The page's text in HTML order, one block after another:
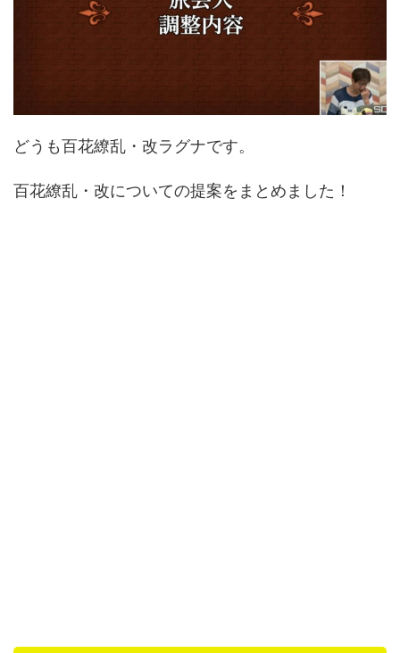
どうも百花繚乱・改ラグナです。
百花繚乱・改についての提案をまとめました！